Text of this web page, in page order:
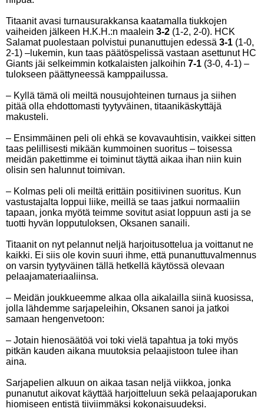
Titaanit avasi turnausurakkansa kaatamalla tiukkojen
vaiheiden jälkeen H.K.H.:n maalein 3-2 (1-2, 2-0). HCK
Salamat puolestaan polvistui punanuttujen edessä 3-1 (1-0,
2-1) –lukemin, kun taas päätöspelissä vastaan asettunut HC
Giants jäi selkeimmin kotkalaisten jalkoihin 7-1 (3-0, 4-1) –
tulokseen päättyneessä kamppailussa.
– Kyllä tämä oli meiltä nousujohteinen turnaus ja siihen
pitää olla ehdottomasti tyytyväinen, titaanikäskyttäjä
makusteli.
– Ensimmäinen peli oli ehkä se kovavauhtisin, vaikkei sitten
taas pelillisesti mikään kummoinen suoritus – toisessa
meidän pakettimme ei toiminut täyttä aikaa ihan niin kuin
olisin sen halunnut toimivan.
– Kolmas peli oli meiltä erittäin positiivinen suoritus. Kun
vastustajalta loppui liike, meillä se taas jatkui normaaliin
tapaan, jonka myötä teimme sovitut asiat loppuun asti ja se
tuotti hyvän lopputuloksen, Oksanen sanaili.
Titaanit on nyt pelannut neljä harjoitusottelua ja voittanut ne
kaikki. Ei siis ole kovin suuri ihme, että punanuttuvalmennus
on varsin tyytyväinen tällä hetkellä käytössä olevaan
pelaajamateriaaliinsa.
– Meidän joukkueemme alkaa olla aikalailla siinä kuosissa,
jolla lähdemme sarjapeleihin, Oksanen sanoi ja jatkoi
samaan hengenvetoon:
– Jotain hienosäätöä voi toki vielä tapahtua ja toki myös
pitkän kauden aikana muutoksia pelaajistoon tulee ihan
aina.
Sarjapelien alkuun on aikaa tasan neljä viikkoa, jonka
punanutut aikovat käyttää harjoitteluun sekä pelaajaporukan
hiomiseen entistä tiiviimmäksi kokonaisuudeksi.